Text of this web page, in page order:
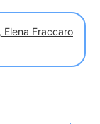
Elena Fraccaro